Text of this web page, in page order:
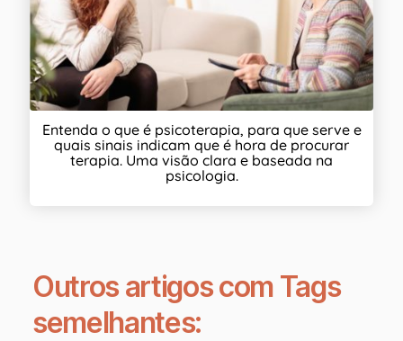
Entenda o que é psicoterapia, para que serve e
quais sinais indicam que é hora de procurar
terapia. Uma visão clara e baseada na
psicologia.
Outros artigos com Tags
semelhantes: